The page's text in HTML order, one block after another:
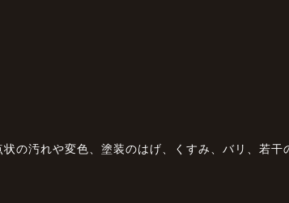
の汚れや変色、塗装のはげ、くすみ、バリ、若干